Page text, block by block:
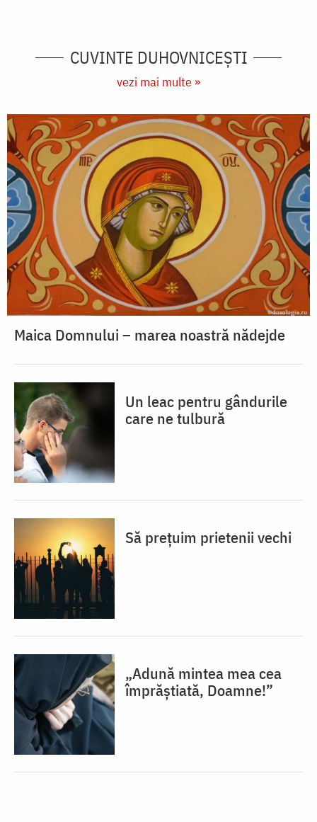
CUVINTE DUHOVNICEȘTI
vezi mai multe »
Maica Domnului – marea noastră nădejde
Un leac pentru gândurile
care ne tulbură
Să prețuim prietenii vechi
„Adună mintea mea cea
împrăștiată, Doamne!”